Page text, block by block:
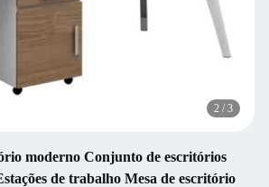
2 / 3
moderno Conjunto de escritórios
de trabalho Mesa de escritório